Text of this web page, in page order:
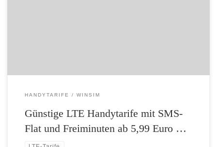
HANDYTARIFE WINSIM
Günstige LTE Handytarife mit SMS-
Flat und Freiminuten ab 5,99 Euro …